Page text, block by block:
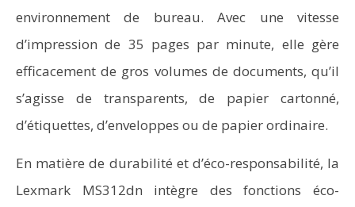
environnement de bureau. Avec une vitesse
d’impression de 35 pages par minute, elle gère
efficacement de gros volumes de documents, qu’il
s’agisse de transparents, de papier cartonné,
d’étiquettes, d’enveloppes ou de papier ordinaire.
En matière de durabilité et d’éco-responsabilité, la
Lexmark MS312dn intègre des fonctions éco-